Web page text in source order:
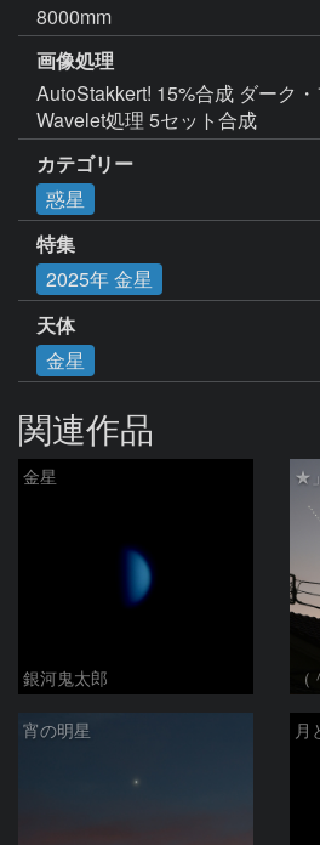
8000mm
画像処理
AutoStakkert! 15%合成 ダーク
Wavelet処理 5セット合成
カテゴリー
惑星
特集
2025年 金星
天体
金星
関連作品
金星
銀河鬼太郎
★
宵の明星